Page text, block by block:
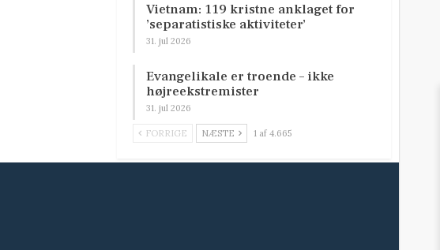
Vietnam: 119 kristne anklaget for
’separatistiske aktiviteter’
31. jul 2026
Evangelikale er troende – ikke
højreekstremister
31. jul 2026
FORRIGE NÆSTE 1 af 4.665